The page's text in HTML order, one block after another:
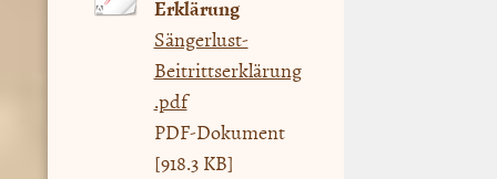
Erklärung
Sängerlust-
Beitrittserklärung
.pdf
PDF-Dokument
[918.3 KB]